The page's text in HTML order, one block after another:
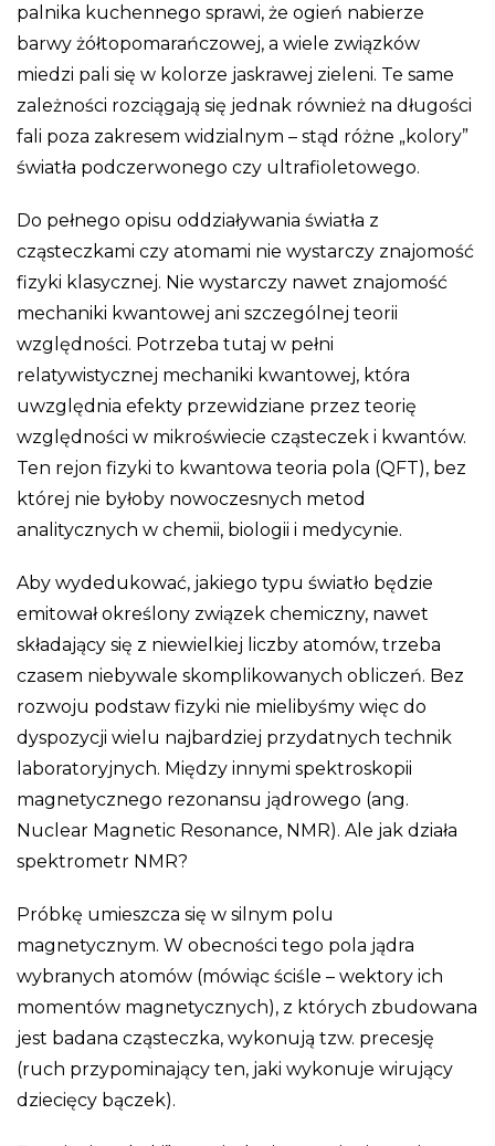
palnika kuchennego sprawi, że ogień nabierze
barwy żółtopomarańczowej, a wiele związków
miedzi pali się w kolorze jaskrawej zieleni. Te same
zależności rozciągają się jednak również na długości
fali poza zakresem widzialnym – stąd różne „kolory”
światła podczerwonego czy ultrafioletowego.
Do pełnego opisu oddziaływania światła z
cząsteczkami czy atomami nie wystarczy znajomość
fizyki klasycznej. Nie wystarczy nawet znajomość
mechaniki kwantowej ani szczególnej teorii
względności. Potrzeba tutaj w pełni
relatywistycznej mechaniki kwantowej, która
uwzględnia efekty przewidziane przez teorię
względności w mikroświecie cząsteczek i kwantów.
Ten rejon fizyki to kwantowa teoria pola (QFT), bez
której nie byłoby nowoczesnych metod
analitycznych w chemii, biologii i medycynie.
Aby wydedukować, jakiego typu światło będzie
emitował określony związek chemiczny, nawet
składający się z niewielkiej liczby atomów, trzeba
czasem niebywale skomplikowanych obliczeń. Bez
rozwoju podstaw fizyki nie mielibyśmy więc do
dyspozycji wielu najbardziej przydatnych technik
laboratoryjnych. Między innymi spektroskopii
magnetycznego rezonansu jądrowego (ang.
Nuclear Magnetic Resonance, NMR). Ale jak działa
spektrometr NMR?
Próbkę umieszcza się w silnym polu
magnetycznym. W obecności tego pola jądra
wybranych atomów (mówiąc ściśle – wektory ich
momentów magnetycznych), z których zbudowana
jest badana cząsteczka, wykonują tzw. precesję
(ruch przypominający ten, jaki wykonuje wirujący
dziecięcy bączek).